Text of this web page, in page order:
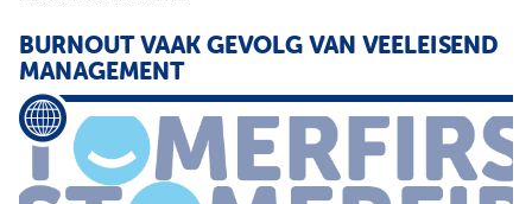
BURNOUT VAAK GEVOLG VAN VEELEISEND
MANAGEMENT